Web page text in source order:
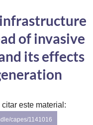
of invasive
its effects
este material:
capes/1141016